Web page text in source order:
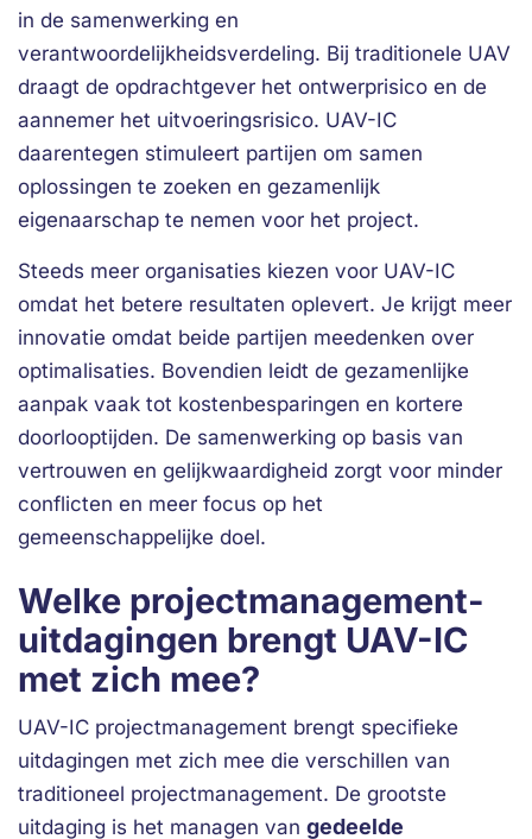
in de samenwerking en
verantwoordelijkheidsverdeling. Bij traditionele UAV
draagt de opdrachtgever het ontwerprisico en de
aannemer het uitvoeringsrisico. UAV-IC
daarentegen stimuleert partijen om samen
oplossingen te zoeken en gezamenlijk
eigenaarschap te nemen voor het project.
Steeds meer organisaties kiezen voor UAV-IC
omdat het betere resultaten oplevert. Je krijgt meer
innovatie omdat beide partijen meedenken over
optimalisaties. Bovendien leidt de gezamenlijke
aanpak vaak tot kostenbesparingen en kortere
doorlooptijden. De samenwerking op basis van
vertrouwen en gelijkwaardigheid zorgt voor minder
conflicten en meer focus op het
gemeenschappelijke doel.
Welke projectmanagement-
uitdagingen brengt UAV-IC
met zich mee?
UAV-IC projectmanagement brengt specifieke
uitdagingen met zich mee die verschillen van
traditioneel projectmanagement. De grootste
uitdaging is het managen van gedeelde